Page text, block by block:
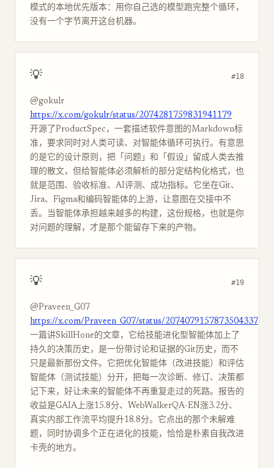
模式的本地优先版本：用你自己选的模型跑完整个循环，
没有一个字节离开这台机器。
💡 #18
@gokulr
https://x.com/gokulr/status/2074281759831941179
开源了ProductSpec，一套描述软件意图的Markdown标
准，要求同时对人类可读、对智能体循环可执行。有意思
的是它的设计原则，把「问题」和「假设」留成人类去推
理的散文，但给智能体必须解析的部分定结构化格式，也
就是范围、验收标准、AI评测、成功指标。它坐在Git、
Jira、Figma和编码智能体的上游，让意图在交接中不
丢。当智能体承担越来越多的构建，这份规格，也就是你
对问题的理解，才是那个能留存下来的产物。
💡 #19
@Praveen_G07
https://x.com/Praveen_G07/status/2074079157873504337
一篇讲SkillHone的文章，它给技能进化型智能体加上了
持久的决策历史，是一份带讨论和证据的Git历史，而不
只是最新那份文件。它把优化智能体（改进技能）和评估
智能体（测试技能）分开，把每一次诊断、修订、决策都
记下来，好让未来的智能体不再重复走过的死路。报告的
收益是GAIA上涨15.8分、WebWalkerQA-EN涨3.2分、
真实内部工作流平均提升18.8分。它点出的那个未解难
题，同时协调多个正在进化的技能，恰恰是朴素自我改进
卡壳的地方。